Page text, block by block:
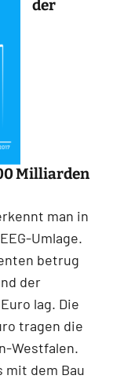
der
Milliarden
man in
Umlage.
betrug
der
lag. Die
tragen die
Westfalen.
mit dem Bau